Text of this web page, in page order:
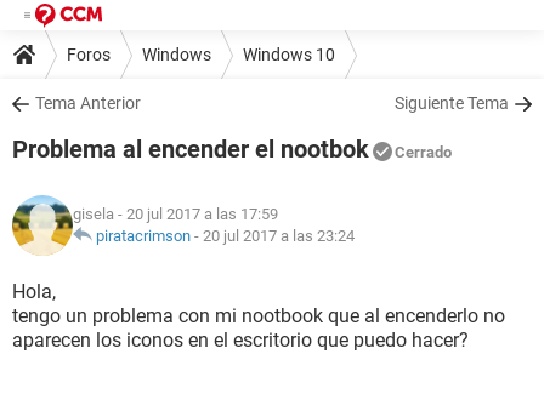
Foros Windows Windows 10
Tema Anterior Siguiente Tema
Problema al encender el nootbok Cerrado
gisela - 20 jul 2017 a las 17:59
piratacrimson - 20 jul 2017 a las 23:24
Hola,
tengo un problema con mi nootbook que al encenderlo no
aparecen los iconos en el escritorio que puedo hacer?